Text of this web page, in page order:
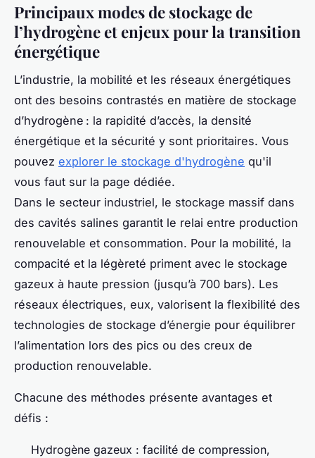
Principaux modes de stockage de
l’hydrogène et enjeux pour la transition
énergétique
L’industrie, la mobilité et les réseaux énergétiques
ont des besoins contrastés en matière de stockage
d’hydrogène : la rapidité d’accès, la densité
énergétique et la sécurité y sont prioritaires. Vous
pouvez explorer le stockage d'hydrogène qu'il
vous faut sur la page dédiée.
Dans le secteur industriel, le stockage massif dans
des cavités salines garantit le relai entre production
renouvelable et consommation. Pour la mobilité, la
compacité et la légèreté priment avec le stockage
gazeux à haute pression (jusqu’à 700 bars). Les
réseaux électriques, eux, valorisent la flexibilité des
technologies de stockage d’énergie pour équilibrer
l’alimentation lors des pics ou des creux de
production renouvelable.
Chacune des méthodes présente avantages et
défis :
Hydrogène gazeux : facilité de compression,